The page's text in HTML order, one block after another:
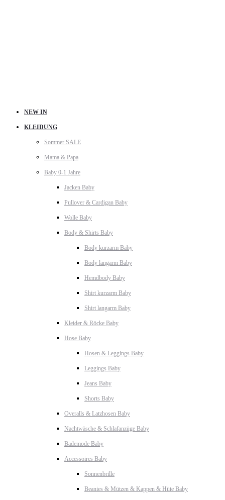
NEW IN
KLEIDUNG
Sommer SALE
Mama & Papa
Baby 0-1 Jahre
Jacken Baby
Pullover & Cardigan Baby
Wolle Baby
Body & Shirts Baby
Body kurzarm Baby
Body langarm Baby
Hemdbody Baby
Shirt kurzarm Baby
Shirt langarm Baby
Kleider & Röcke Baby
Hose Baby
Hosen & Leggings Baby
Leggings Baby
Jeans Baby
Shorts Baby
Overalls & Latzhosen Baby
Nachtwäsche & Schlafanzüge Baby
Bademode Baby
Accessoires Baby
Sonnenbrille
Beanies & Mützen & Kappen & Hüte Baby